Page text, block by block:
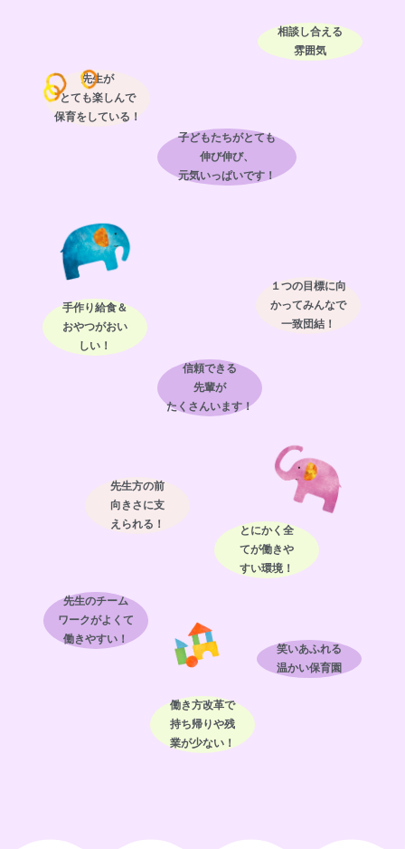
子どもたちがとても
伸び伸び、
元気いっぱいです！
信頼できる
先輩が
たくさんいます！
先生のチーム
ワークがよくて
働きやすい！
笑いあふれる
温かい保育園
相談し合える
雰囲気
手作り給食＆
おやつがおい
しい！
とにかく全
てが働きや
すい環境！
働き方改革で
持ち帰りや残
業が少ない！
先生が
とても楽しんで
保育をしている！
先生方の前
向きさに支
えられる！
１つの目標に向
かってみんなで
一致団結！